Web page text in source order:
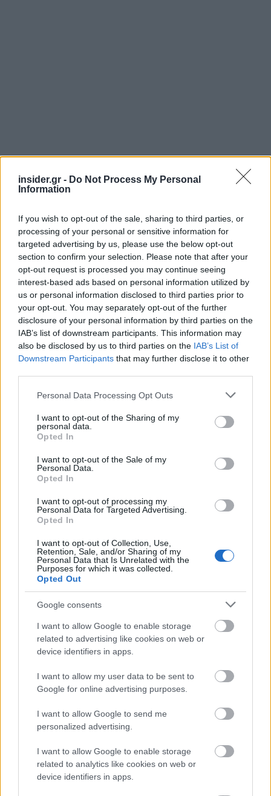
insider.gr - Do Not Process My Personal
Information
If you wish to opt-out of the sale, sharing to third parties, or
processing of your personal or sensitive information for
targeted advertising by us, please use the below opt-out
section to confirm your selection. Please note that after your
opt-out request is processed you may continue seeing
interest-based ads based on personal information utilized by
us or personal information disclosed to third parties prior to
your opt-out. You may separately opt-out of the further
disclosure of your personal information by third parties on the
IAB’s list of downstream participants. This information may
also be disclosed by us to third parties on the IAB’s List of
Downstream Participants that may further disclose it to other
Please note that this website/app uses one or more Google
not limited to your visit or usage behaviour. You may click to
grant or deny consent to Google and its third-party tags to
use your data for below specified purposes in below Google
consent section.
Personal Data Processing Opt Outs
I want to opt-out of the Sharing of my
personal data.
Opted In
I want to opt-out of the Sale of my
Personal Data.
Opted In
I want to opt-out of processing my
Personal Data for Targeted Advertising.
Opted In
I want to opt-out of Collection, Use,
Retention, Sale, and/or Sharing of my
Personal Data that Is Unrelated with the
Purposes for which it was collected.
Opted Out
Google consents
I want to allow Google to enable storage
related to advertising like cookies on web or
device identifiers in apps.
I want to allow my user data to be sent to
Google for online advertising purposes.
I want to allow Google to send me
personalized advertising.
I want to allow Google to enable storage
related to analytics like cookies on web or
device identifiers in apps.
«Τα τελευταία χρόνια οι εξελίξεις είναι τόσο
δραματικές στο οικονομικό και νομικό πεδίο, που
αυτές οι οδηγίες δεν λειτουργούν
αποτελεσματικά. Το πλαίσιο είναι
αλληλοεπικαλυπτόμενους κανόνες», σημείωσε.
Επίσης, ανέφερε ότι η Κομισιόν αποφάσισε να
προχωρήσει σε δέσμη μέτρων στη φορολογία,
του 2026, επισημαίνοντας ωστόσο ότι για την
υιοθέτησή της απαιτείται ομοφωνία.
Ο Partner στην D. Raponi international Tax
πρόταση της Ευρωπαϊκής Επιτροπής για την
Οδηγία περί φορολόγησης των προϊόντων
καπνού δεν εξυπηρετεί επαρκώς τους
επιδιωκόμενους στόχους της. Μια αξιόπιστη
πολιτική δημόσιας υγείας απαιτεί τα νέα προϊόντα
να φορολογούνται ανάλογα με το σχετικό προφίλ
κινδύνου τους, διατηρώντας παράλληλα την
ευχέρεια των κρατών μελών να καθορίζουν τη
φορολογία τους βάσει των οικονομικών συνθηκών
και προτεραιοτήτων τους».